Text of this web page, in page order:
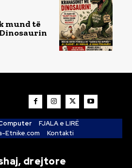
mund të
FJALA e LIRË
Etnike.com
Kontakti
drejtore